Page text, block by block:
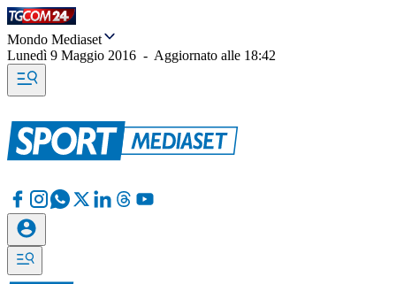
Mondo Mediaset
Lunedì 9 Maggio 2016 - Aggiornato alle 18:42